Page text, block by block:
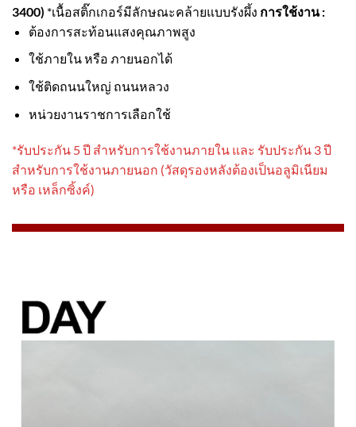
3400) *เนื้อสติ๊กเกอร์มีลักษณะคล้ายแบบรังผึ้ง การใช้งาน :
ต้องการสะท้อนแสงคุณภาพสูง
ใช้ภายใน หรือ ภายนอกได้
ใช้ติดถนนใหญ่ ถนนหลวง
หน่วยงานราชการเลือกใช้
*รับประกัน 5 ปี สําหรับการใช้งานภายใน และ รับประกัน 3 ปี
สําหรับการใช้งานภายนอก (วัสดุรองหลังต้องเป็นอลูมิเนียม
หรือ เหล็กซิ้งค์)